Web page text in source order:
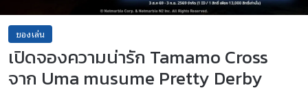
ของเล่น
เปิดจองความน่ารัก Tamamo Cross
จาก Uma musume Pretty Derby